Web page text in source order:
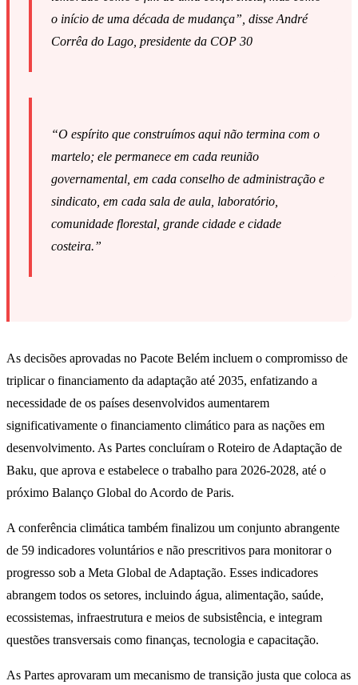
o início de uma década de mudança”, disse André
Corrêa do Lago, presidente da COP 30
“O espírito que construímos aqui não termina com o
martelo; ele permanece em cada reunião
governamental, em cada conselho de administração e
sindicato, em cada sala de aula, laboratório,
comunidade florestal, grande cidade e cidade
costeira.”
As decisões aprovadas no Pacote Belém incluem o compromisso de
triplicar o financiamento da adaptação até 2035, enfatizando a
necessidade de os países desenvolvidos aumentarem
significativamente o financiamento climático para as nações em
desenvolvimento. As Partes concluíram o Roteiro de Adaptação de
Baku, que aprova e estabelece o trabalho para 2026-2028, até o
próximo Balanço Global do Acordo de Paris.
A conferência climática também finalizou um conjunto abrangente
de 59 indicadores voluntários e não prescritivos para monitorar o
progresso sob a Meta Global de Adaptação. Esses indicadores
abrangem todos os setores, incluindo água, alimentação, saúde,
ecossistemas, infraestrutura e meios de subsistência, e integram
questões transversais como finanças, tecnologia e capacitação.
As Partes aprovaram um mecanismo de transição justa que coloca as